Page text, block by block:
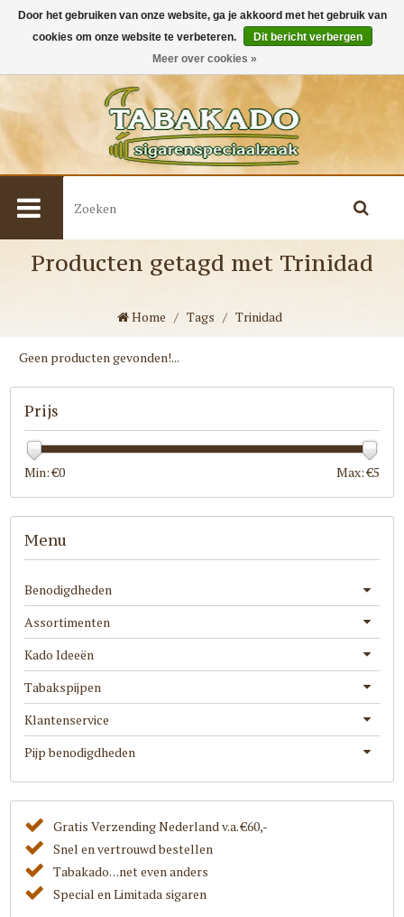
Producten getagd met Trinidad
Home / Tags / Trinidad
Geen producten gevonden!...
Prijs
Min: €0 Max: €5
Menu
Benodigdheden
Assortimenten
Kado Ideeën
Tabakspijpen
Klantenservice
Pijp benodigdheden
Gratis Verzending Nederland v.a. €60,-
Snel en vertrouwd bestellen
Tabakado. . .net even anders
Special en Limitada sigaren
Door het gebruiken van onze website, ga je akkoord met het gebruik van
cookies om onze website te verbeteren.
Dit bericht verbergen
Meer over cookies »